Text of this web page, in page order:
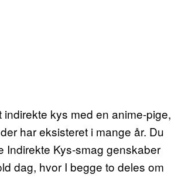
kys med en anime-pige,
har eksisteret i mange år. Du
Indirekte Kys-smag genskaber
dag, hvor I begge to deles om